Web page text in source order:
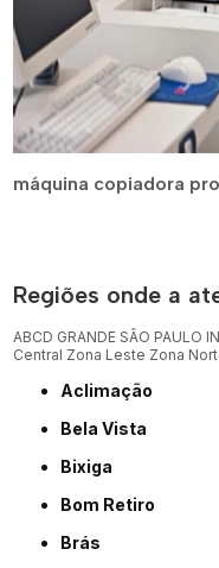
máquina copiadora
Regiões onde a
ABCD GRANDE SÃO PAULO
Central Zona Leste Zona
Aclimação
Bela Vista
Bixiga
Bom Retiro
Brás